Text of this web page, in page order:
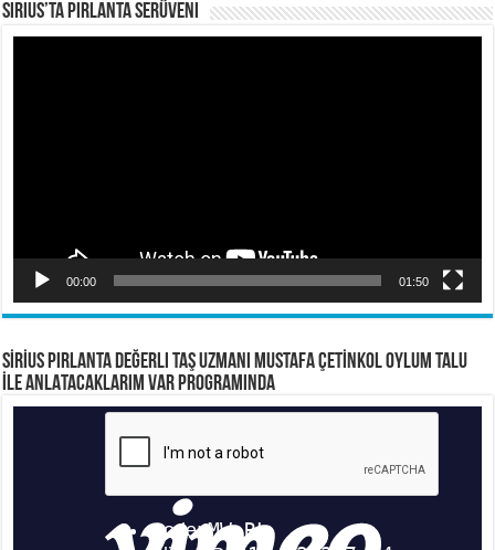
Sirius’ta Pırlanta Serüveni
00:00 01:50
SİRİUS PIRLANTA Değerli Taş Uzmanı Mustafa ÇETİNKOL OYLUM TALU
İLE ANLATACAKLARIM VAR PROGRAMINDA